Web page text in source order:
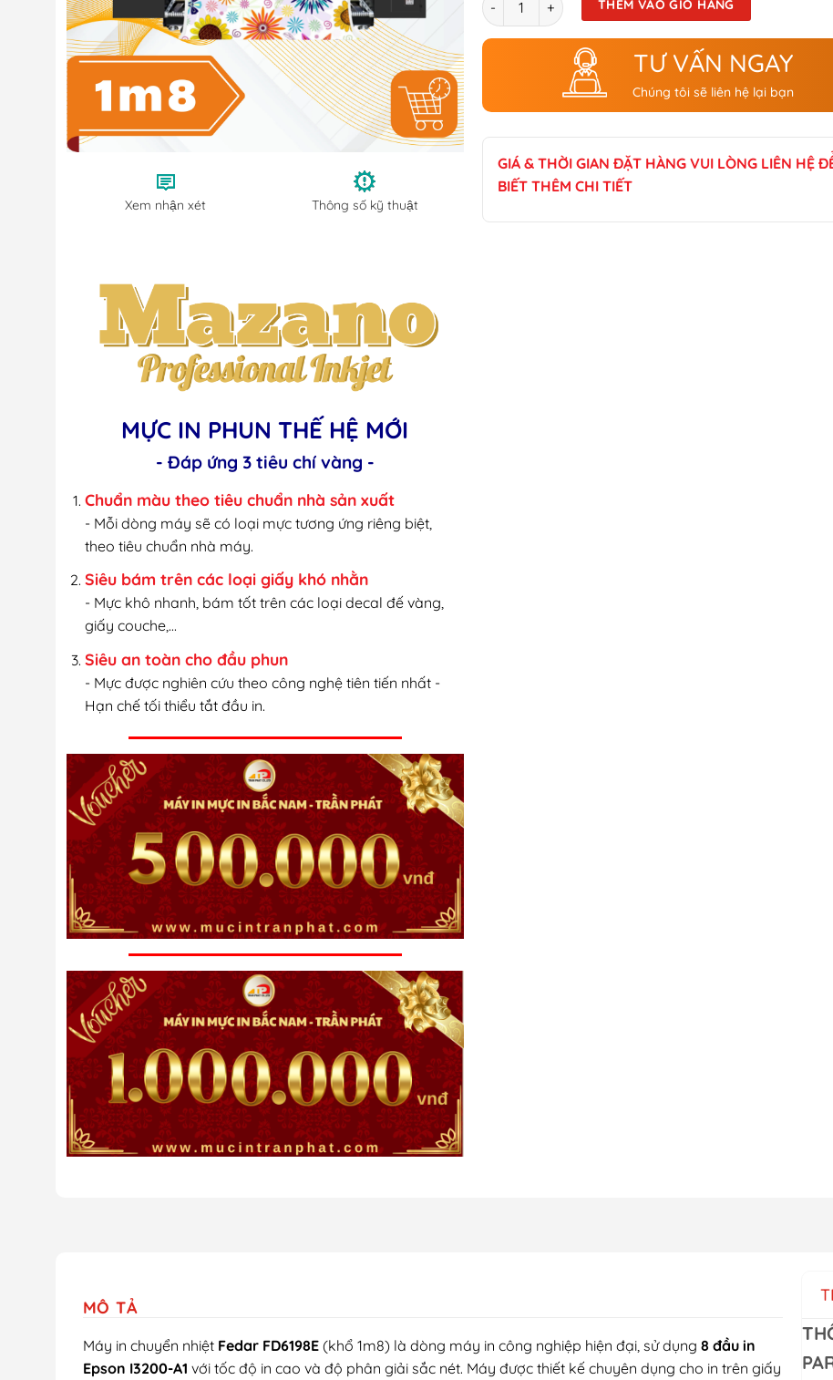
Xem nhận xét Thông số kỹ thuật
MỰC IN PHUN THẾ HỆ MỚI
- Đáp ứng 3 tiêu chí vàng -
Chuẩn màu theo tiêu chuẩn nhà sản xuất
- Mỗi dòng máy sẽ có loại mực tương ứng riêng biệt,
theo tiêu chuẩn nhà máy.
Siêu bám trên các loại giấy khó nhằn
- Mực khô nhanh, bám tốt trên các loại decal đế vàng,
giấy couche,...
Siêu an toàn cho đầu phun
- Mực được nghiên cứu theo công nghệ tiên tiến nhất -
Hạn chế tối thiểu tắt đầu in.
THÊM VÀO GIỎ HÀNG
TƯ VẤN NGAY
Chúng tôi sẽ liên hệ lại bạn
GIÁ & THỜI GIAN ĐẶT HÀNG VUI LÒNG LIÊN HỆ
BIẾT THÊM CHI TIẾT
MÔ TẢ
Máy in chuyển nhiệt Fedar FD6198E(khổ 1m8) là dòng máy in công nghiệp hiện đại, sử dụng 8 đầu in
Epson I3200-A1 với tốc độ in cao và độ phân giải sắc nét. Máy được thiết kế chuyên dụng cho in trên giấy